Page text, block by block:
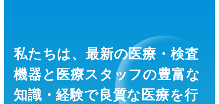
私たちは、最新の医療・検査
機器と医療スタッフの豊富な
知識・経験で良質な医療を行